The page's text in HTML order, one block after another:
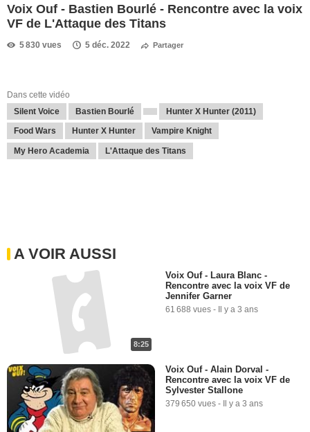
Voix Ouf - Bastien Bourlé - Rencontre avec la voix
VF de L'Attaque des Titans
5 830 vues 5 déc. 2022 Partager
Dans cette vidéo
Silent Voice
Bastien Bourlé Hunter X Hunter (2011)
Food Wars Hunter X Hunter Vampire Knight
My Hero Academia L'Attaque des Titans
A VOIR AUSSI
8:25
Voix Ouf - Laura Blanc -
Rencontre avec la voix VF de
Jennifer Garner
61 688 vues - Il y a 3 ans
Voix Ouf - Alain Dorval -
Rencontre avec la voix VF de
Sylvester Stallone
379 650 vues - Il y a 3 ans